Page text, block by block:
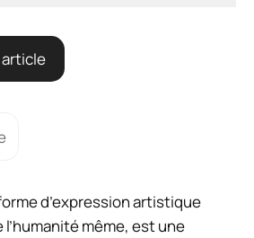
d’expression artistique
même, est une